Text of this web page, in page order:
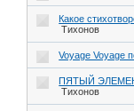
Какое
Тихонов
Voyage Voyage
ПЯТЫЙ ЭЛЕМЕНТ
Тихонов